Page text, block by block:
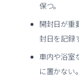
保つ。
開封日が重
封日を記録
車内や浴室
に置かない。